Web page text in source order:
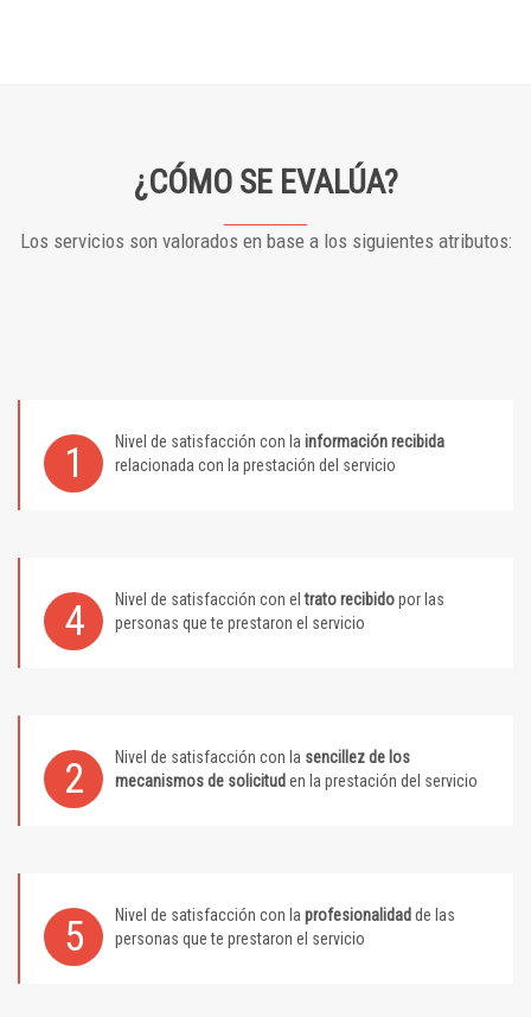
¿CÓMO SE EVALÚA?
Los servicios son valorados en base a los siguientes atributos:
1 Nivel de satisfacción con la información recibida
relacionada con la prestación del servicio
4 Nivel de satisfacción con eltrato recibidopor las
personas que te prestaron el servicio
2 Nivel de satisfacción con la sencillez de los
mecanismos de solicitud en la prestación del servicio
5 Nivel de satisfacción con la profesionalidad de las
personas que te prestaron el servicio